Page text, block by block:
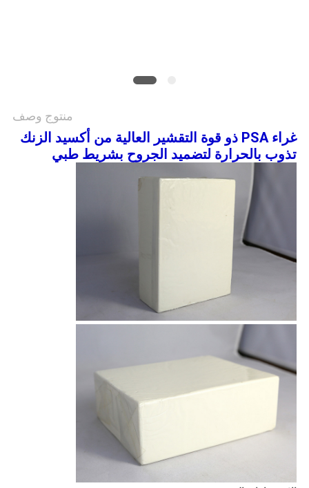
منتوج وصف
غراء PSA ذو قوة التقشير العالية من أكسيد الزنك
تذوب بالحرارة لتضميد الجروح بشريط طبي